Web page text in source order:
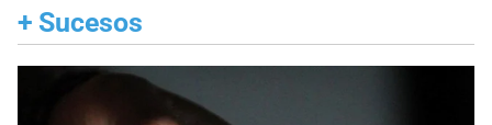
+ Sucesos